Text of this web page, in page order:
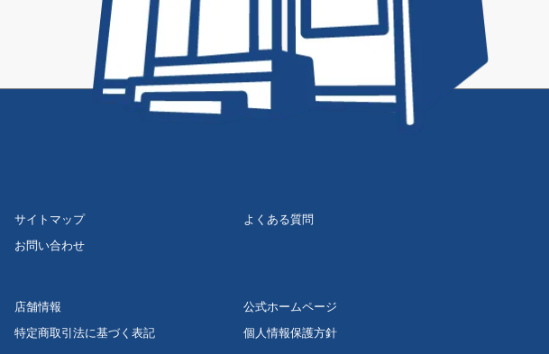
サイトマップ
よくある質問
お問い合わせ
店舗情報
公式ホームページ
特定商取引法に基づく表記 個人情報保護方針